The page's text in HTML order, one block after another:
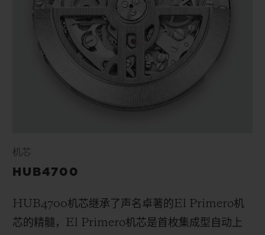
机芯
HUB4700
HUB4700机芯继承了声名卓著的El Primero机
芯的精髓， El Primero机芯是首枚集成型自动上